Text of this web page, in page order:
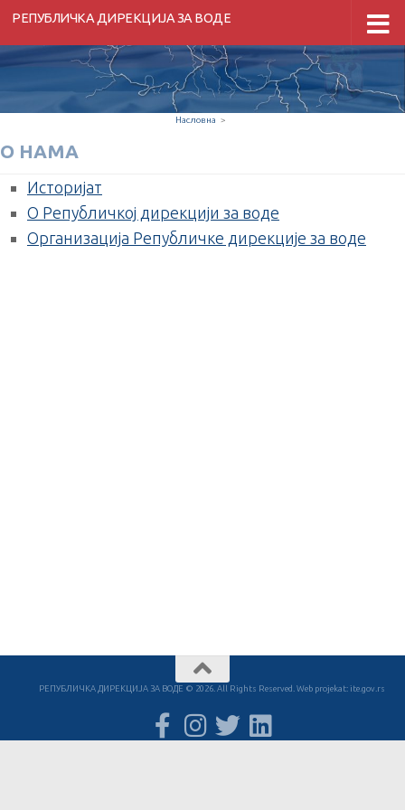
Скип то цонтент
РЕПУБЛИЧКА ДИРЕКЦИЈА ЗА ВОДЕ
Насловна >
О НАМА
Историјат
О Републичкој дирекцији за воде
Организација Републичке дирекције за воде
РЕПУБЛИЧКА ДИРЕКЦИЈА ЗА ВОДЕ © 2026. All Rights Reserved. Web projekat: ite.gov.rs